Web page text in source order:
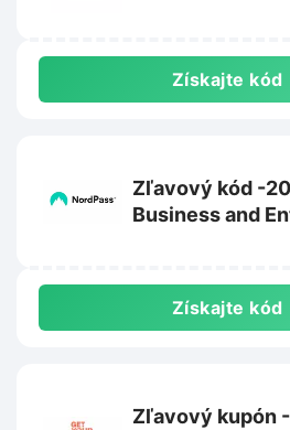
Získajte kód
Zľavový kód -
Business and
Získajte kód
Zľavový kupón